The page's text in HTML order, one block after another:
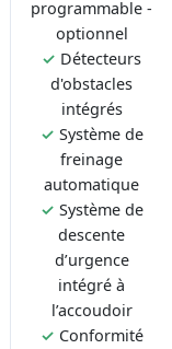
programmable -
optionnel
✓ Détecteurs
d'obstacles
intégrés
✓ Système de
freinage
automatique
✓ Système de
descente
d’urgence
intégré à
l’accoudoir
✓ Conformité